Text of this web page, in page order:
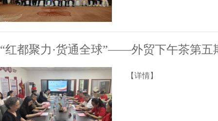
“红都聚力·货通全球”——外贸下午茶第五
【详情】